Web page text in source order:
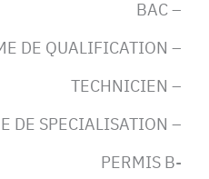
– BAC
– DIPLOME DE QUALIFICATION
– TECHNICIEN
– DIPLOME DE SPECIALISATION
-PERMIS B